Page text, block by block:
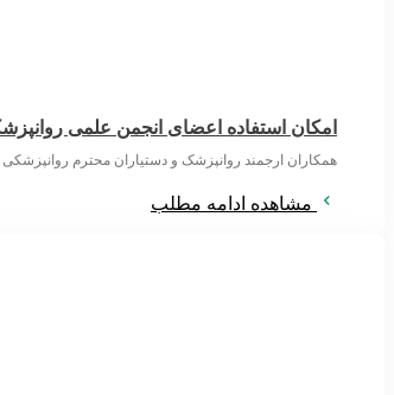
امکان استفاده اعضای انجمن علمی
همکاران ارجمند روانپزشک و دستیاران محترم
مشاهده ادامه مطلب